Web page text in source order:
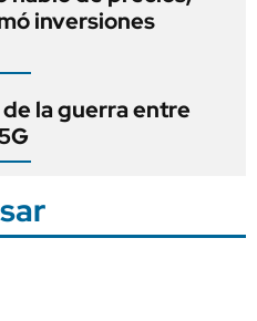
inversiones
la guerra entre